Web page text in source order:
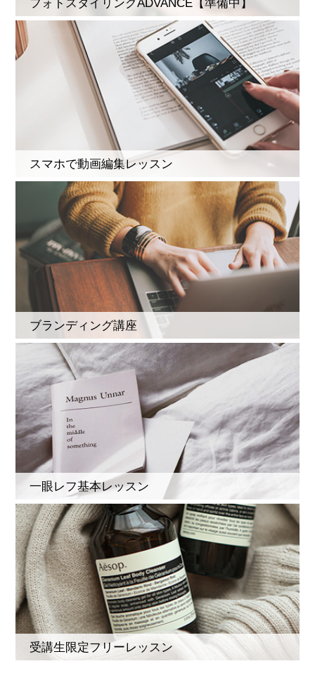
フォトスタイリングADVANCE【準備中】
スマホで動画編集レッスン
ブランディング講座
一眼レフ基本レッスン
受講生限定フリーレッスン